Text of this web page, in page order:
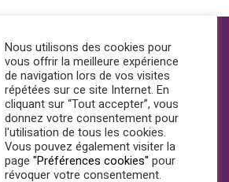
Nous utilisons des cookies pour
vous offrir la meilleure expérience
de navigation lors de vos visites
répétées sur ce site Internet. En
cliquant sur “Tout accepter”, vous
donnez votre consentement pour
l'utilisation de tous les cookies.
Vous pouvez également visiter la
page "Préférences cookies" pour
révoquer votre consentement.